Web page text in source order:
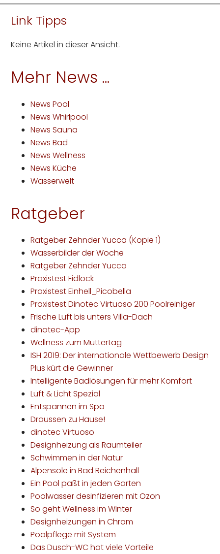
Link Tipps
Keine Artikel in dieser Ansicht.
Mehr News ...
News Pool
News Whirlpool
News Sauna
News Bad
News Wellness
News Küche
Wasserwelt
Ratgeber
Ratgeber Zehnder Yucca (Kopie 1)
Wasserbilder der Woche
Ratgeber Zehnder Yucca
Praxistest Fidlock
Praxistest Einhell_Picobella
Praxistest Dinotec Virtuoso 200 Poolreiniger
Frische Luft bis unters Villa-Dach
dinotec-App
Wellness zum Muttertag
ISH 2019: Der internationale Wettbewerb Design
Plus kürt die Gewinner
Intelligente Badlösungen für mehr Komfort
Luft & Licht Spezial
Entspannen im Spa
Draussen zu Hause!
dinotec Virtuoso
Designheizung als Raumteiler
Schwimmen in der Natur
Alpensole in Bad Reichenhall
Ein Pool paßt in jeden Garten
Poolwasser desinfizieren mit Ozon
So geht Wellness im Winter
Designheizungen in Chrom
Poolpflege mit System
Das Dusch-WC hat viele Vorteile